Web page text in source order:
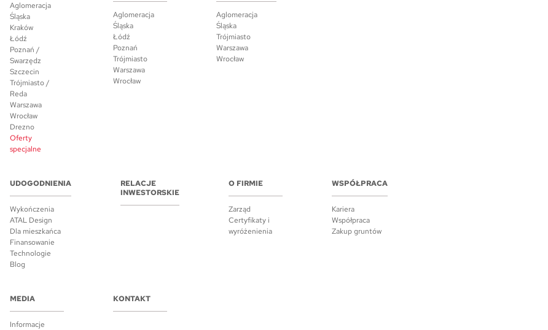
Aglomeracja
Śląska
Kraków
Łódź
Poznań /
Swarzędz
Szczecin
Trójmiasto /
Reda
Warszawa
Wrocław
Drezno
Oferty
specjalne
Aglomeracja
Śląska
Łódź
Poznań
Trójmiasto
Warszawa
Wrocław
Aglomeracja
Śląska
Trójmiasto
Warszawa
Wrocław
UDOGODNIENIA
Wykończenia
ATAL Design
Dla mieszkańca
Finansowanie
Technologie
Blog
RELACJE
INWESTORSKIE
O FIRMIE
Zarząd
Certyfikaty i
wyróżenienia
WSPÓŁPRACA
Kariera
Współpraca
Zakup gruntów
MEDIA
Informacje
KONTAKT